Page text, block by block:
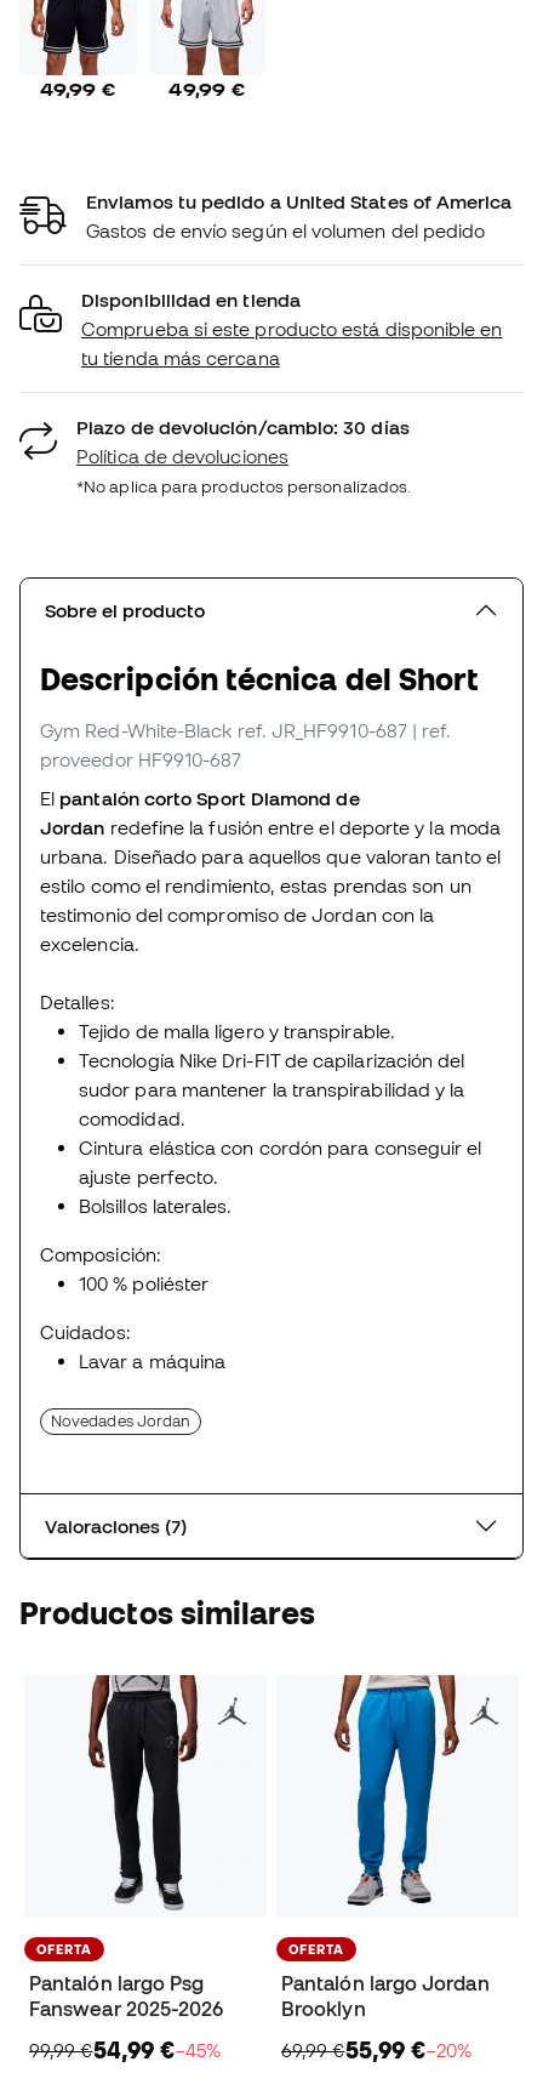
49,99 € 49,99 €
Enviamos tu pedido a United States of America
Gastos de envío según el volumen del pedido
Disponibilidad en tienda
Comprueba si este producto está disponible en
tu tienda más cercana
Plazo de devolución/cambio: 30 días
Política de devoluciones
*No aplica para productos personalizados.
Sobre el producto
Descripción técnica del Short
Gym Red-White-Black ref. JR_HF9910-687 | ref.
proveedor HF9910-687
El pantalón corto Sport Diamond de
Jordan redefine la fusión entre el deporte y la moda
urbana. Diseñado para aquellos que valoran tanto el
estilo como el rendimiento, estas prendas son un
testimonio del compromiso de Jordan con la
excelencia.
Detalles:
Tejido de malla ligero y transpirable.
Tecnología Nike Dri-FIT de capilarización del
sudor para mantener la transpirabilidad y la
comodidad.
Cintura elástica con cordón para conseguir el
ajuste perfecto.
Bolsillos laterales.
Composición:
100 % poliéster
Cuidados:
Lavar a máquina
Novedades Jordan
Valoraciones (7)
Productos similares
OFERTA
Pantalón largo Psg
Fanswear 2025-2026
99,99 €54,99 €−45%
OFERTA
Pantalón largo Jordan
Brooklyn
69,99 €55,99 €−20%